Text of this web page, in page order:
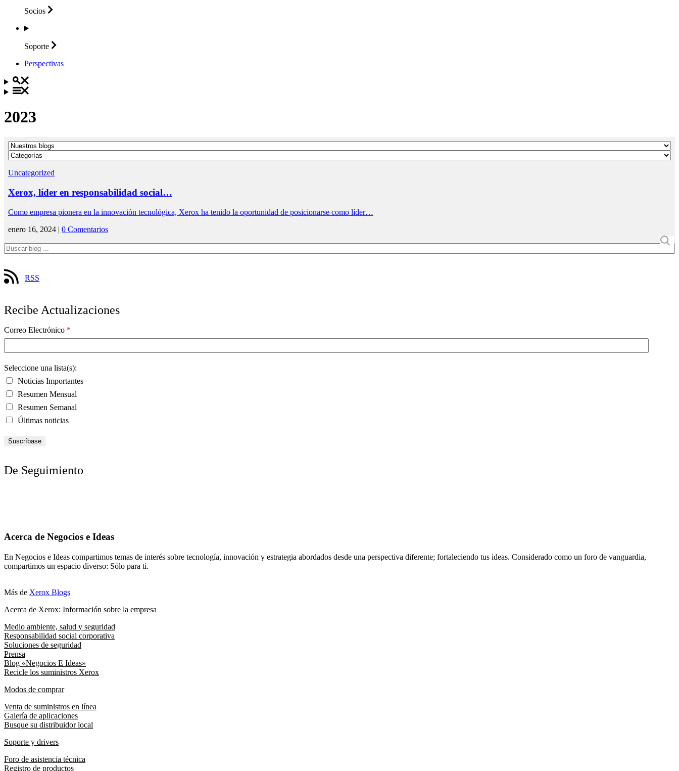
Socios
Soporte
Perspectivas
2023
Uncategorized
Xerox, líder en responsabilidad social…
Como empresa pionera en la innovación tecnológica, Xerox ha tenido la oportunidad de posicionarse como líder…
enero 16, 2024 | 0 Comentarios
RSS
Recibe Actualizaciones
Correo Electrónico *
Seleccione una lista(s):
Noticias Importantes
Resumen Mensual
Resumen Semanal
Últimas noticias
De Seguimiento
Acerca de Negocios e Ideas
En Negocios e Ideas compartimos temas de interés sobre tecnología, innovación y estrategia abordados desde una perspectiva diferente; fortaleciendo tus ideas. Considerado como un foro de vanguardia,
compartimos un espacio diverso: Sólo para ti.
Más de Xerox Blogs
Acerca de Xerox: Información sobre la empresa
Medio ambiente, salud y seguridad
Responsabilidad social corporativa
Soluciones de seguridad
Prensa
Blog «Negocios E Ideas»
Recicle los suministros Xerox
Modos de comprar
Venta de suministros en línea
Galería de aplicaciones
Busque su distribuidor local
Soporte y drivers
Foro de asistencia técnica
Registro de productos